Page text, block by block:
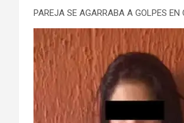
PAREJA SE AGARRABA A GOLPES